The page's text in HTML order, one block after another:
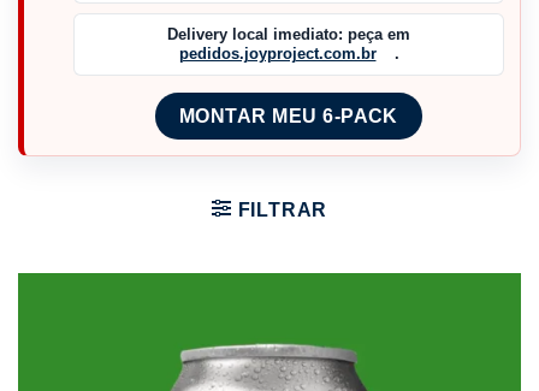
Delivery local imediato: peça em
pedidos.joyproject.com.br
.
MONTAR MEU 6-PACK
FILTRAR